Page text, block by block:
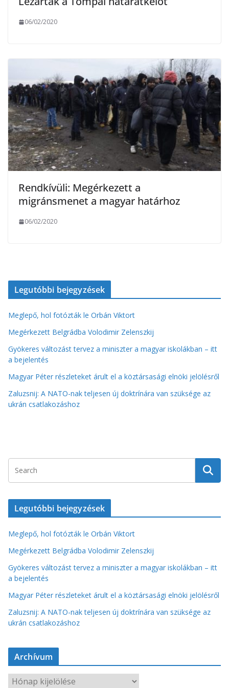
06/02/2020
Rendkívüli: Megérkezett a
migránsmenet a magyar határhoz
06/02/2020
Legutóbbi bejegyzések
Meglepő, hol fotózták le Orbán Viktort
Megérkezett Belgrádba Volodimir Zelenszkij
Gyökeres változást tervez a miniszter a magyar iskolákban – itt
a bejelentés
Magyar Péter részleteket árult el a köztársasági elnöki jelölésről
Zaluzsnij: A NATO-nak teljesen új doktrínára van szüksége az
ukrán csatlakozáshoz
Legutóbbi bejegyzések
Meglepő, hol fotózták le Orbán Viktort
Megérkezett Belgrádba Volodimir Zelenszkij
Gyökeres változást tervez a miniszter a magyar iskolákban – itt
a bejelentés
Magyar Péter részleteket árult el a köztársasági elnöki jelölésről
Zaluzsnij: A NATO-nak teljesen új doktrínára van szüksége az
ukrán csatlakozáshoz
Archívum